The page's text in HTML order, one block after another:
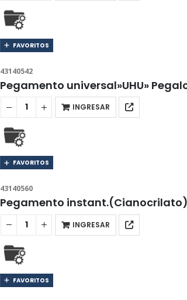
FAVORITOS
43140542
Pegamento universal»UHU»
INGRESAR
FAVORITOS
43140560
Pegamento
INGRESAR
FAVORITOS